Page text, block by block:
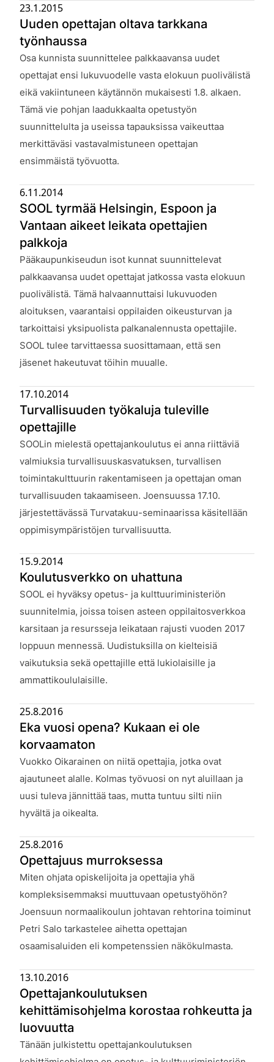
Uuden opettajan oltava tarkkana
työnhaussa
Julkaistu:
23.1.2015
Osa kunnista suunnittelee palkkaavansa uudet
opettajat ensi lukuvuodelle vasta elokuun puolivälistä
eikä vakiintuneen käytännön mukaisesti 1.8. alkaen.
Tämä vie pohjan laadukkaalta opetustyön
suunnittelulta ja useissa tapauksissa vaikeuttaa
merkittäväsi vastavalmistuneen opettajan
ensimmäistä työvuotta.
SOOL tyrmää Helsingin, Espoon ja
Vantaan aikeet leikata opettajien
palkkoja
Julkaistu:
6.11.2014
Pääkaupunkiseudun isot kunnat suunnittelevat
palkkaavansa uudet opettajat jatkossa vasta elokuun
puolivälistä. Tämä halvaannuttaisi lukuvuoden
aloituksen, vaarantaisi oppilaiden oikeusturvan ja
tarkoittaisi yksipuolista palkanalennusta opettajile.
SOOL tulee tarvittaessa suosittamaan, että sen
jäsenet hakeutuvat töihin muualle.
Turvallisuuden työkaluja tuleville
opettajille
Julkaistu:
17.10.2014
SOOLin mielestä opettajankoulutus ei anna riittäviä
valmiuksia turvallisuuskasvatuksen, turvallisen
toimintakulttuurin rakentamiseen ja opettajan oman
turvallisuuden takaamiseen. Joensuussa 17.10.
järjestettävässä Turvatakuu-seminaarissa käsitellään
oppimisympäristöjen turvallisuutta.
Koulutusverkko on uhattuna
Julkaistu:
15.9.2014
SOOL ei hyväksy opetus- ja kulttuuriministeriön
suunnitelmia, joissa toisen asteen oppilaitosverkkoa
karsitaan ja resursseja leikataan rajusti vuoden 2017
loppuun mennessä. Uudistuksilla on kielteisiä
vaikutuksia sekä opettajille että lukiolaisille ja
ammattikoululaisille.
Eka vuosi opena? Kukaan ei ole
korvaamaton
Julkaistu:
25.8.2016
Vuokko Oikarainen on niitä opettajia, jotka ovat
ajautuneet alalle. Kolmas työvuosi on nyt aluillaan ja
uusi tuleva jännittää taas, mutta tuntuu silti niin
hyvältä ja oikealta.
Opettajuus murroksessa
Julkaistu:
25.8.2016
Miten ohjata opiskelijoita ja opettajia yhä
kompleksisemmaksi muuttuvaan opetustyöhön?
Joensuun normaalikoulun johtavan rehtorina toiminut
Petri Salo tarkastelee aihetta opettajan
osaamisaluiden eli kompetenssien näkökulmasta.
Opettajankoulutuksen
kehittämisohjelma korostaa rohkeutta ja
luovuutta
Julkaistu:
13.10.2016
Tänään julkistettu opettajankoulutuksen